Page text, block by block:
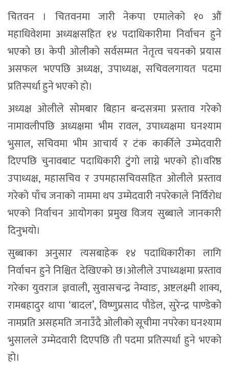
चितवन । चितवनमा जारी नेकपा एमालेको १० औं
महाधिवेशमा अध्यक्षसहित १४ पदाधिकारीमा निर्वाचन हुने
भएको छ। केपी ओलीको सर्वसम्मत नेतृत्व चयनको प्रयास
असफल भएपछि अध्यक्ष, उपाध्यक्ष, सचिवलगायत पदमा
प्रतिस्पर्धा हुने भएको हो।
अध्यक्ष ओलीले सोमबार बिहान बन्दसत्रमा प्रस्ताव गरेको
नामावलीपछि अध्यक्षमा भीम रावल, उपाध्यक्षमा घनश्याम
भुसाल, सचिवमा भीम आचार्य र टंक कार्कीले उम्मेदवारी
दिएपछि चुनावबाट पदाधिकारी टुंगो लाग्ने भएको हो।वरिष्ठ
उपाध्यक्ष, महासचिव र उपमहासचिवसहित ओलीले प्रस्ताव
गरेको पाँच जनाको नाममा थप उम्मेदवारी नपरेकाले निर्विरोध
भएको निर्वाचन आयोगका प्रमुख विजय सुब्बाले जानकारी
दिनुभयो।
सुब्बाका अनुसार त्यसबाहेक १४ पदाधिकारीका लागि
निर्वाचन हुने निश्चित देखिएको छ।ओलीले उपाध्यक्षमा प्रस्ताव
गरेका युवराज ज्ञवाली, सुवासचन्द्र नेम्वाङ, अष्टलक्ष्मी शाक्य,
रामबहादुर थापा ‘बादल’, विष्णुप्रसाद पौडेल, सुरेन्द्र पाण्डेको
नामप्रति असहमति जनाउँदै ओलीको सूचीमा नपरेका घनश्याम
भुसालले उम्मेदवारी दिएपछि ती पदमा प्रतिस्पर्धा हुने भएको
हो।